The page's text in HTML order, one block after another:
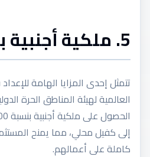
5. ملكية أجنبية بنسبة 100٪
تتمثل إحدى المزايا الهامة
إلى كفيل محلي، مما يمنح
كاملة على أعمالهم.